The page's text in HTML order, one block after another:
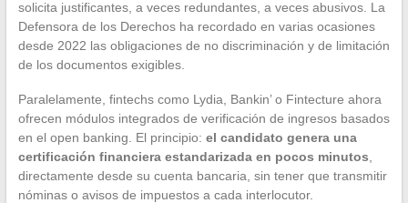
solicita justificantes, a veces redundantes, a veces abusivos. La
Defensora de los Derechos ha recordado en varias ocasiones
desde 2022 las obligaciones de no discriminación y de limitación
de los documentos exigibles.
Paralelamente, fintechs como Lydia, Bankin’ o Fintecture ahora
ofrecen módulos integrados de verificación de ingresos basados
en el open banking. El principio: el candidato genera una
certificación financiera estandarizada en pocos minutos
directamente desde su cuenta bancaria, sin tener que transmitir
nóminas o avisos de impuestos a cada interlocutor.